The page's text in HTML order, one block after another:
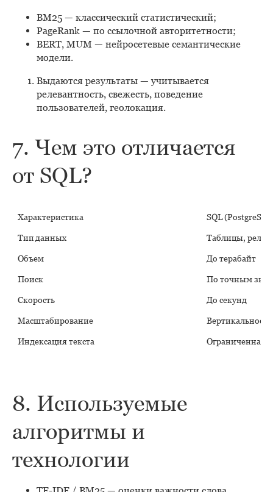
BM25 — классический статистический;
PageRank — по ссылочной авторитетности;
BERT, MUM — нейросетевые семантические
модели.
Выдаются результаты — учитывается
релевантность, свежесть, поведение
пользователей, геолокация.
7. Чем это отличается
от SQL?
Характеристика
Тип данных
Таблицы,
Объем
До терабайт
Поиск
По точным
Скорость
До секунд
Масштабирование
Вертикальное
Индексация текста
Ограниченная
8. Используемые
алгоритмы и
технологии